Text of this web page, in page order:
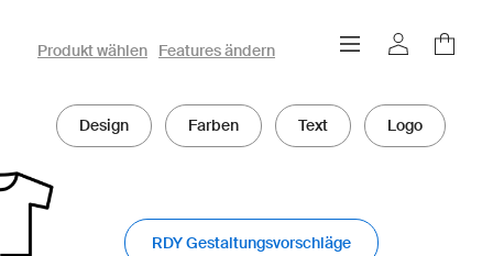
owayo 3D-Konfigurator
Produkt wählen Features ändern
Design Farben Text Logo
RDY Gestaltungsvorschläge